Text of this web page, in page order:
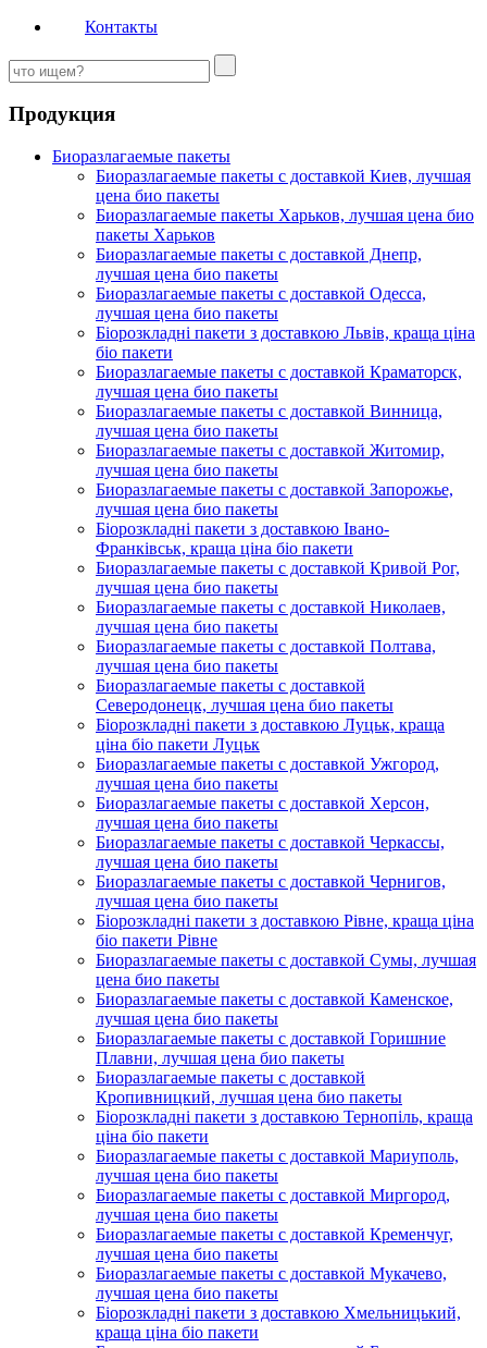
Контакты
Продукция
Биоразлагаемые пакеты
Биоразлагаемые пакеты с доставкой Киев, лучшая
цена био пакеты
Биоразлагаемые пакеты Харьков, лучшая цена био
пакеты Харьков
Биоразлагаемые пакеты с доставкой Днепр,
лучшая цена био пакеты
Биоразлагаемые пакеты с доставкой Одесса,
лучшая цена био пакеты
Біорозкладні пакети з доставкою Львів, краща ціна
біо пакети
Биоразлагаемые пакеты с доставкой Краматорск,
лучшая цена био пакеты
Биоразлагаемые пакеты с доставкой Винница,
лучшая цена био пакеты
Биоразлагаемые пакеты с доставкой Житомир,
лучшая цена био пакеты
Биоразлагаемые пакеты с доставкой Запорожье,
лучшая цена био пакеты
Біорозкладні пакети з доставкою Івано-
Франківськ, краща ціна біо пакети
Биоразлагаемые пакеты с доставкой Кривой Рог,
лучшая цена био пакеты
Биоразлагаемые пакеты с доставкой Николаев,
лучшая цена био пакеты
Биоразлагаемые пакеты с доставкой Полтава,
лучшая цена био пакеты
Биоразлагаемые пакеты с доставкой
Северодонецк, лучшая цена био пакеты
Біорозкладні пакети з доставкою Луцьк, краща
ціна біо пакети Луцьк
Биоразлагаемые пакеты с доставкой Ужгород,
лучшая цена био пакеты
Биоразлагаемые пакеты с доставкой Херсон,
лучшая цена био пакеты
Биоразлагаемые пакеты с доставкой Черкассы,
лучшая цена био пакеты
Биоразлагаемые пакеты с доставкой Чернигов,
лучшая цена био пакеты
Біорозкладні пакети з доставкою Рівне, краща ціна
біо пакети Рівне
Биоразлагаемые пакеты с доставкой Сумы, лучшая
цена био пакеты
Биоразлагаемые пакеты с доставкой Каменское,
лучшая цена био пакеты
Биоразлагаемые пакеты с доставкой Горишние
Плавни, лучшая цена био пакеты
Биоразлагаемые пакеты с доставкой
Кропивницкий, лучшая цена био пакеты
Біорозкладні пакети з доставкою Тернопіль, краща
ціна біо пакети
Биоразлагаемые пакеты с доставкой Мариуполь,
лучшая цена био пакеты
Биоразлагаемые пакеты с доставкой Миргород,
лучшая цена био пакеты
Биоразлагаемые пакеты с доставкой Кременчуг,
лучшая цена био пакеты
Биоразлагаемые пакеты с доставкой Мукачево,
лучшая цена био пакеты
Біорозкладні пакети з доставкою Хмельницький,
краща ціна біо пакети